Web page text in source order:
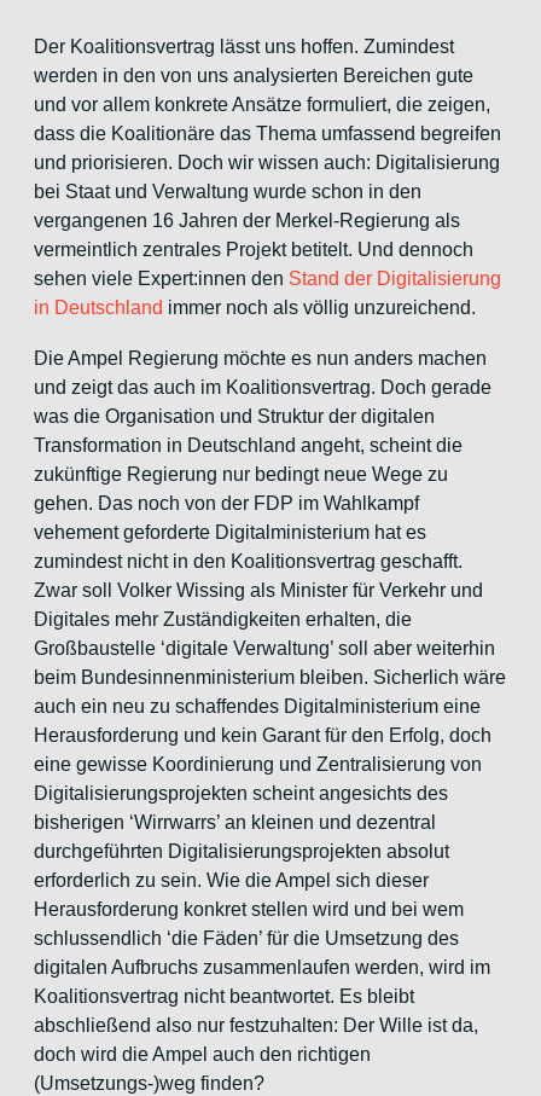
Der Koalitionsvertrag lässt uns hoffen. Zumindest
werden in den von uns analysierten Bereichen gute
und vor allem konkrete Ansätze formuliert, die zeigen,
dass die Koalitionäre das Thema umfassend begreifen
und priorisieren. Doch wir wissen auch: Digitalisierung
bei Staat und Verwaltung wurde schon in den
vergangenen 16 Jahren der Merkel-Regierung als
vermeintlich zentrales Projekt betitelt. Und dennoch
sehen viele Expert:innen den Stand der Digitalisierung
in Deutschland immer noch als völlig unzureichend.
Die Ampel Regierung möchte es nun anders machen
und zeigt das auch im Koalitionsvertrag. Doch gerade
was die Organisation und Struktur der digitalen
Transformation in Deutschland angeht, scheint die
zukünftige Regierung nur bedingt neue Wege zu
gehen. Das noch von der FDP im Wahlkampf
vehement geforderte Digitalministerium hat es
zumindest nicht in den Koalitionsvertrag geschafft.
Zwar soll Volker Wissing als Minister für Verkehr und
Digitales mehr Zuständigkeiten erhalten, die
Großbaustelle ‘digitale Verwaltung’ soll aber weiterhin
beim Bundesinnenministerium bleiben. Sicherlich wäre
auch ein neu zu schaffendes Digitalministerium eine
Herausforderung und kein Garant für den Erfolg, doch
eine gewisse Koordinierung und Zentralisierung von
Digitalisierungsprojekten scheint angesichts des
bisherigen ‘Wirrwarrs’ an kleinen und dezentral
durchgeführten Digitalisierungsprojekten absolut
erforderlich zu sein. Wie die Ampel sich dieser
Herausforderung konkret stellen wird und bei wem
schlussendlich ‘die Fäden’ für die Umsetzung des
digitalen Aufbruchs zusammenlaufen werden, wird im
Koalitionsvertrag nicht beantwortet. Es bleibt
abschließend also nur festzuhalten: Der Wille ist da,
doch wird die Ampel auch den richtigen
(Umsetzungs-)weg finden?